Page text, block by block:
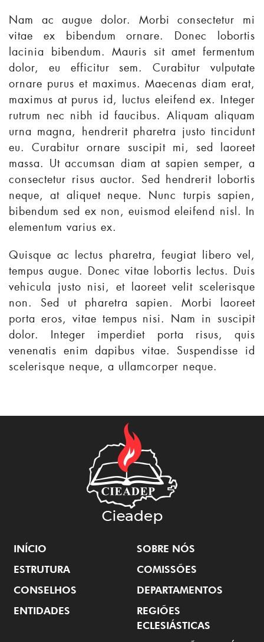
Nam ac augue dolor. Morbi consectetur mi
vitae ex bibendum ornare. Donec lobortis
lacinia bibendum. Mauris sit amet fermentum
dolor, eu efficitur sem. Curabitur vulputate
ornare purus et maximus. Maecenas diam erat,
maximus at purus id, luctus eleifend ex. Integer
rutrum nec nibh id faucibus. Aliquam aliquam
urna magna, hendrerit pharetra justo tincidunt
eu. Curabitur ornare suscipit mi, sed laoreet
massa. Ut accumsan diam at sapien semper, a
consectetur risus auctor. Sed hendrerit lobortis
neque, at aliquet neque. Nunc turpis sapien,
bibendum sed ex non, euismod eleifend nisl. In
elementum varius ex.
Quisque ac lectus pharetra, feugiat libero vel,
tempus augue. Donec vitae lobortis lectus. Duis
vehicula justo nisi, et laoreet velit scelerisque
non. Sed ut pharetra sapien. Morbi laoreet
porta eros, vitae tempus nisi. Nam in suscipit
dolor. Integer imperdiet porta risus, quis
venenatis enim dapibus vitae. Suspendisse id
scelerisque neque, a ullamcorper neque.
INÍCIO
SOBRE NÓS
ESTRUTURA
COMISSÕES
CONSELHOS
DEPARTAMENTOS
ENTIDADES
REGIÕES
ECLESIÁSTICAS